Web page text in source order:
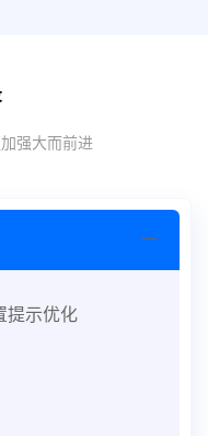
强大而前进
提示优化